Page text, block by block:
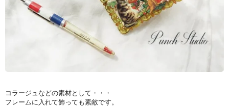
コラージュなどの素材として・・・
フレームに入れて飾っても素敵です。